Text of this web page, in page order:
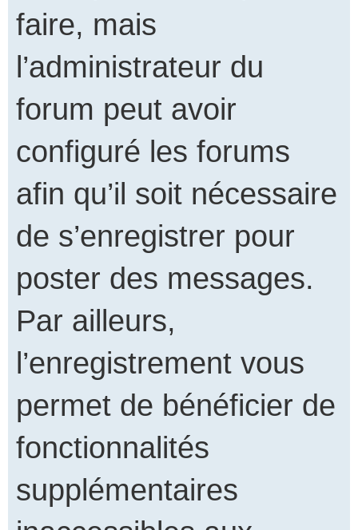
faire, mais
l’administrateur du
forum peut avoir
configuré les forums
afin qu’il soit nécessaire
de s’enregistrer pour
poster des messages.
Par ailleurs,
l’enregistrement vous
permet de bénéficier de
fonctionnalités
supplémentaires